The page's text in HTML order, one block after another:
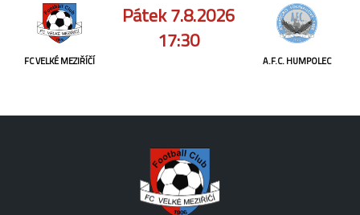
FC VELKÉ MEZIŘÍČÍ
Pátek 7.8.2026
17:30
A.F.C. HUMPOLEC